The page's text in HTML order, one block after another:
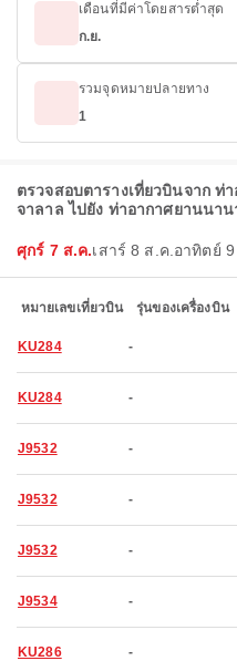
เดือนที่มีค่าโดยสารต่ำสุด
ก.ย.
รวมจุดหมายปลายทาง
1
ตรวจสอบตารางเที่ยวบินจาก
จาลาล ไปยัง ท่าอากาศยานนา
ศุกร์ 7 ส.ค.เสาร์ 8 ส.ค. อาทิตย์ 9
หมายเลขเที่ยวบิน รุ่นของเครื่องบิน
KU284 -
KU284 -
J9532 -
J9532 -
J9532 -
J9534 -
KU286 -